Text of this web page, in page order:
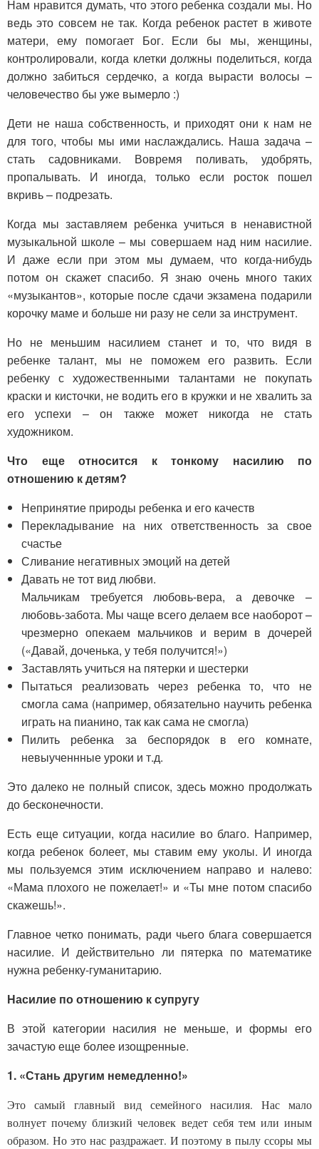
Нам нравится думать, что этого ребенка создали мы. Но
ведь это совсем не так. Когда ребенок растет в животе
матери, ему помогает Бог. Если бы мы, женщины,
контролировали, когда клетки должны поделиться, когда
должно забиться сердечко, а когда вырасти волосы –
человечество бы уже вымерло :)
Дети не наша собственность, и приходят они к нам не
для того, чтобы мы ими наслаждались. Наша задача –
стать садовниками. Вовремя поливать, удобрять,
пропалывать. И иногда, только если росток пошел
вкривь – подрезать.
Когда мы заставляем ребенка учиться в ненавистной
музыкальной школе – мы совершаем над ним насилие.
И даже если при этом мы думаем, что когда-нибудь
потом он скажет спасибо. Я знаю очень много таких
«музыкантов», которые после сдачи экзамена подарили
корочку маме и больше ни разу не сели за инструмент.
Но не меньшим насилием станет и то, что видя в
ребенке талант, мы не поможем его развить. Если
ребенку с художественными талантами не покупать
краски и кисточки, не водить его в кружки и не хвалить за
его успехи – он также может никогда не стать
художником.
Что еще относится к тонкому насилию по
отношению к детям?
Непринятие природы ребенка и его качеств
Перекладывание на них ответственность за свое
счастье
Сливание негативных эмоций на детей
Давать не тот вид любви.
Мальчикам требуется любовь-вера, а девочке –
любовь-забота. Мы чаще всего делаем все наоборот –
чрезмерно опекаем мальчиков и верим в дочерей
(«Давай, доченька, у тебя получится!»)
Заставлять учиться на пятерки и шестерки
Пытаться реализовать через ребенка то, что не
смогла сама (например, обязательно научить ребенка
играть на пианино, так как сама не смогла)
Пилить ребенка за беспорядок в его комнате,
невыученнные уроки и т.д.
Это далеко не полный список, здесь можно продолжать
до бесконечности.
Есть еще ситуации, когда насилие во благо. Например,
когда ребенок болеет, мы ставим ему уколы. И иногда
мы пользуемся этим исключением направо и налево:
«Мама плохого не пожелает!» и «Ты мне потом спасибо
скажешь!».
Главное четко понимать, ради чьего блага совершается
насилие. И действительно ли пятерка по математике
нужна ребенку-гуманитарию.
Насилие по отношению к супругу
В этой категории насилия не меньше, и формы его
зачастую еще более изощренные.
1. «Стань другим немедленно!»
Это самый главный вид семейного насилия. Нас мало
волнует почему близкий человек ведет себя тем или иным
образом. Но это нас раздражает. И поэтому в пылу ссоры мы